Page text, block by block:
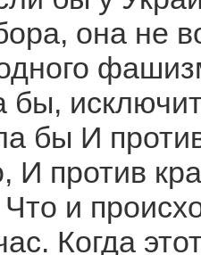
она не
бы,
бы И
И против
и
Когда